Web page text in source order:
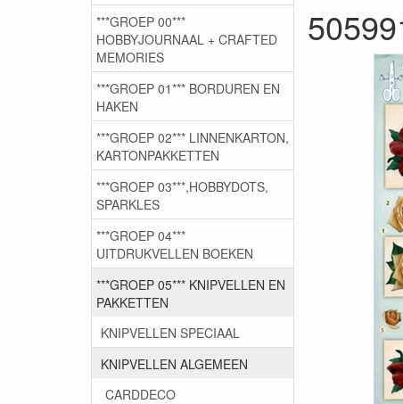
***GROEP 00***
HOBBYJOURNAAL + CRAFTED
MEMORIES
***GROEP 01*** BORDUREN EN
HAKEN
***GROEP 02*** LINNENKARTON,
KARTONPAKKETTEN
***GROEP 03***,HOBBYDOTS,
SPARKLES
***GROEP 04***
UITDRUKVELLEN BOEKEN
***GROEP 05*** KNIPVELLEN EN
PAKKETTEN
KNIPVELLEN SPECIAAL
KNIPVELLEN ALGEMEEN
CARDDECO